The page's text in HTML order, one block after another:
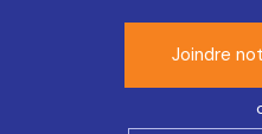
Joindre